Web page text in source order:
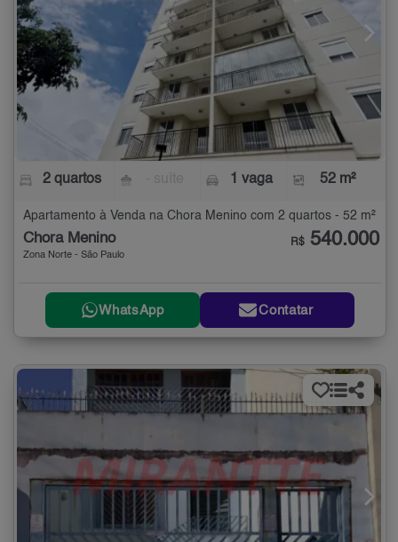
2 quartos 1 vaga 52 m²
Apartamento à Venda na Chora Menino com 2 quartos - 52 m²
Chora Menino
Zona Norte - São Paulo
R$ 540.000
WhatsApp Contatar